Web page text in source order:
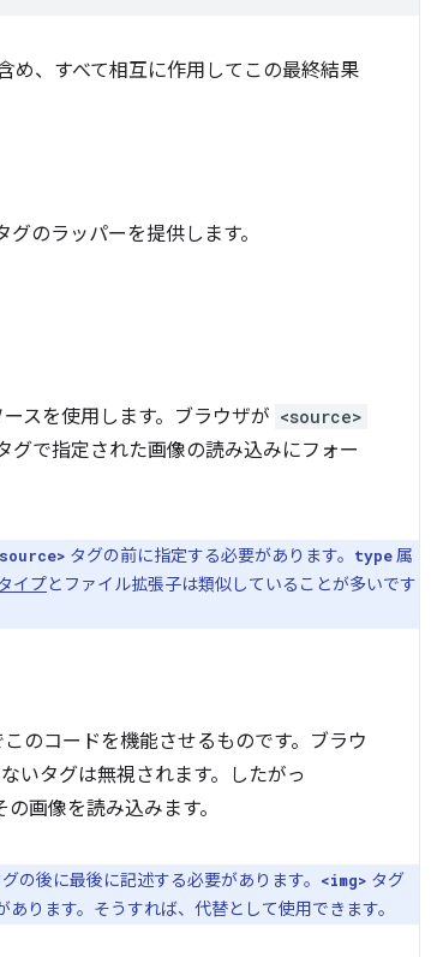
め、すべて相互に作用してこの最終結果
グのラッパーを提供します。
スを使用します。ブラウザが <source>
グで指定された画像の読み込みにフォー
タグの前に指定する必要があります。 type属
イプとファイル拡張子は類似していることが多いです
のコードを機能させるものです。ブラウ
いタグは無視されます。したがっ
画像を読み込みます。
の後に最後に記述する必要があります。 <img> タグ
ります。そうすれば、代替として使用できます。